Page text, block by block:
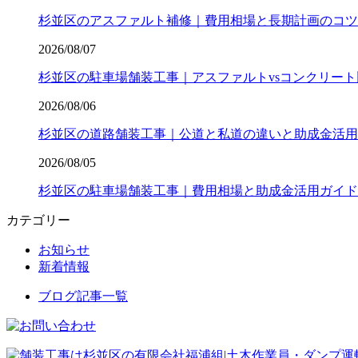
杉並区のアスファルト補修｜費用相場と長期計画のコツ
2026/08/07
杉並区の駐車場舗装工事｜アスファルトvsコンクリー
2026/08/06
杉並区の道路舗装工事｜公道と私道の違いと助成金活
2026/08/05
杉並区の駐車場舗装工事｜費用相場と助成金活用ガイド
カテゴリー
お知らせ
新着情報
ブログ記事一覧